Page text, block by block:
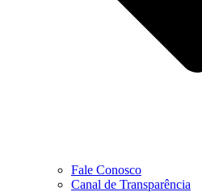
Fale Conosco
Canal de Transparência